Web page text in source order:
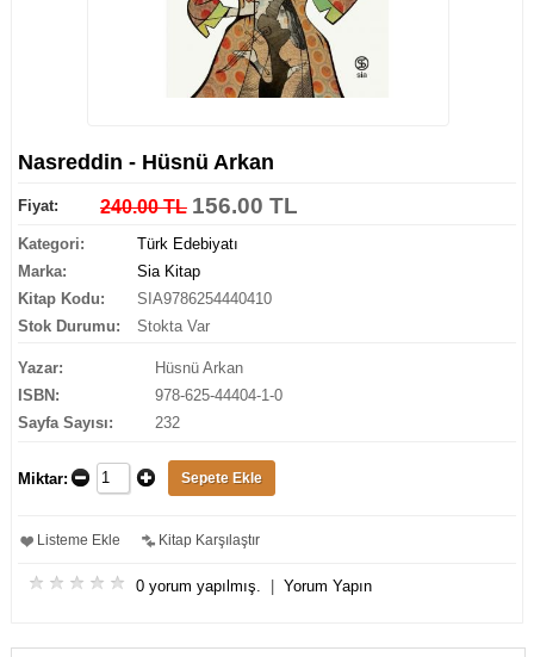
Nasreddin - Hüsnü Arkan
Fiyat: 240.00 TL 156.00 TL
Kategori:
Türk Edebiyatı
Marka:
Sia Kitap
Kitap Kodu:
SIA9786254440410
Stok Durumu:
Stokta Var
Yazar:
Hüsnü Arkan
ISBN:
978-625-44404-1-0
Sayfa Sayısı:
232
Miktar:
Listeme Ekle Kitap Karşılaştır
0 yorum yapılmış. Yorum Yapın